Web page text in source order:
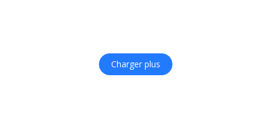
Charger plus